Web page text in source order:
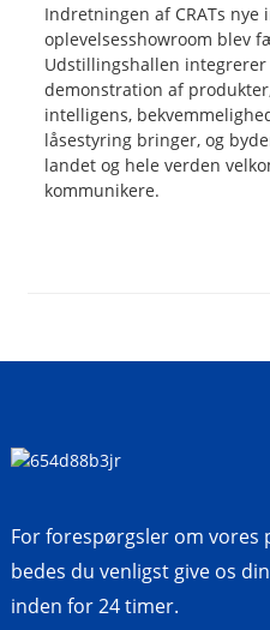
Indretningen af ​​CRATs nye
oplevelsesshowroom blev
Udstillingshallen
demonstration af
intelligens,
låsestyring bringer, og
landet og hele verden
kommunikere.
For forespørgsler om
bedes du venligst give os
inden for 24 timer.